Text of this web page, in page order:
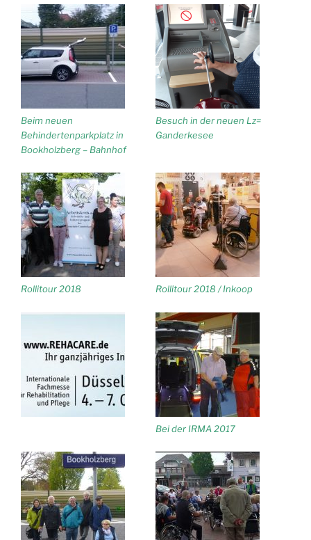
Beim neuen
Behindertenparkplatz in
Bookholzberg – Bahnhof
Besuch in der neuen Lz=
Ganderkesee
Rollitour 2018 Rollitour 2018 / Inkoop
Bei der IRMA 2017